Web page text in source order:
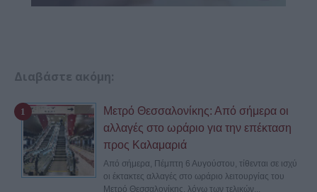
Διαβάστε ακόμη:
Μετρό Θεσσαλονίκης: Από σήμερα οι
αλλαγές στο ωράριο για την επέκταση
προς Καλαμαριά
Από σήμερα, Πέμπτη 6 Αυγούστου, τίθενται σε ισχύ
οι έκτακτες αλλαγές στο ωράριο λειτουργίας του
Μετρό Θεσσαλονίκης, λόγω των τελικών...